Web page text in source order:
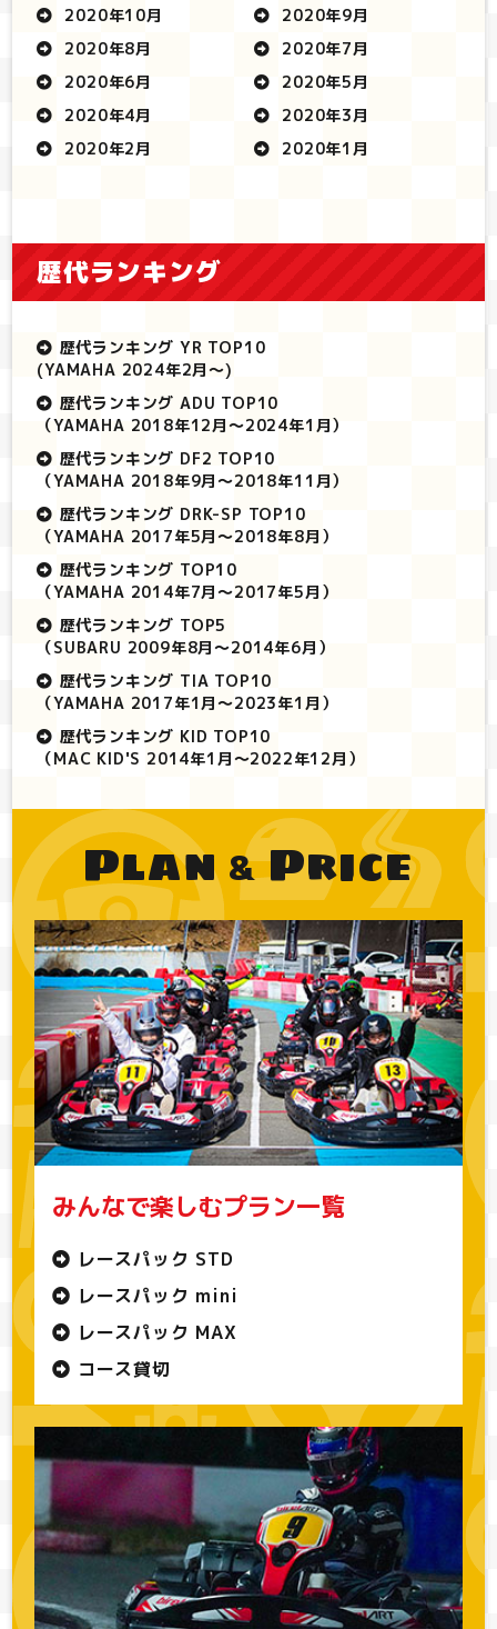
2020年10月
2020年9月
2020年8月
2020年7月
2020年6月
2020年5月
2020年4月
2020年3月
2020年2月
2020年1月
歴代ランキング
歴代ランキング YR TOP10
(YAMAHA 2024年2月～)
歴代ランキング ADU TOP10
（YAMAHA 2018年12月～2024年1月）
歴代ランキング DF2 TOP10
（YAMAHA 2018年9月～2018年11月）
歴代ランキング DRK-SP TOP10
（YAMAHA 2017年5月～2018年8月）
歴代ランキング TOP10
（YAMAHA 2014年7月～2017年5月）
歴代ランキング TOP5
（SUBARU 2009年8月～2014年6月）
歴代ランキング TIA TOP10
（YAMAHA 2017年1月～2023年1月）
歴代ランキング KID TOP10
（MAC KID'S 2014年1月～2022年12月）
Plan&Price
みんなで楽しむプラン一覧
レースパック STD
レースパック mini
レースパック MAX
コース貸切